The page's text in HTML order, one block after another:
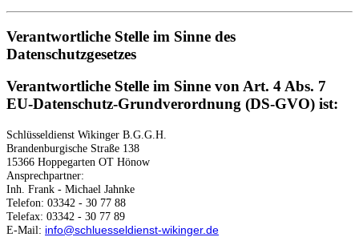
Verantwortliche Stelle im Sinne des
Datenschutzgesetzes
Verantwortliche Stelle im Sinne von Art. 4 Abs. 7
EU-Datenschutz-Grundverordnung (DS-GVO) ist:
Schlüsseldienst Wikinger B.G.G.H.
Brandenburgische Straße 138
15366 Hoppegarten OT Hönow
Ansprechpartner:
Inh. Frank - Michael Jahnke
Telefon: 03342 - 30 77 88
Telefax: 03342 - 30 77 89
E-Mail: info@schluesseldienst-wikinger.de